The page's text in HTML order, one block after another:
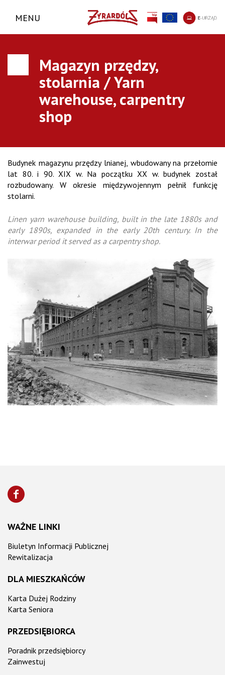
MENU
Magazyn przędzy,
stolarnia / Yarn
warehouse, carpentry
shop
Budynek magazynu przędzy lnianej, wbudowany na przełomie
lat 80. i 90. XIX w. Na początku XX w. budynek został
rozbudowany. W okresie międzywojennym pełnił funkcję
stolarni.
Linen yarn warehouse building, built in the late 1880s and
early 1890s, expanded in the early 20th century. In the
interwar period it served as a carpentry shop.
WAŻNE LINKI
Biuletyn Informacji Publicznej
Rewitalizacja
DLA MIESZKAŃCÓW
Karta Dużej Rodziny
Karta Seniora
PRZEDSIĘBIORCA
Poradnik przedsiębiorcy
Zainwestuj